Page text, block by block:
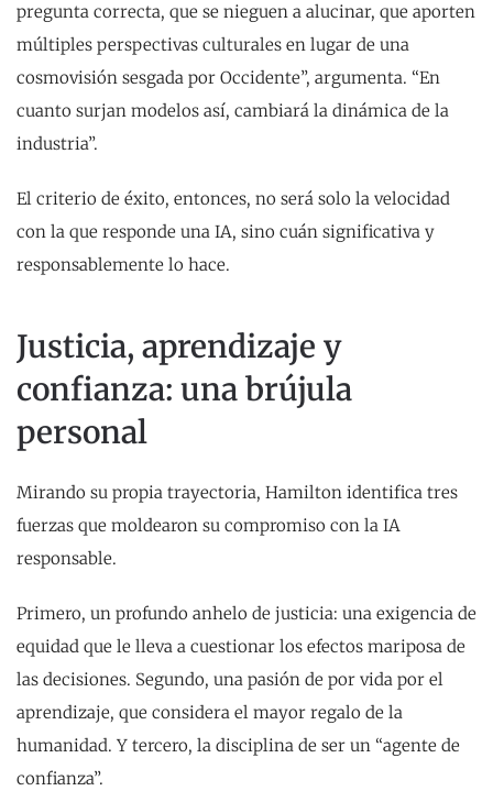
pregunta correcta, que se nieguen a alucinar, que aporten
múltiples perspectivas culturales en lugar de una
cosmovisión sesgada por Occidente”, argumenta. “En
cuanto surjan modelos así, cambiará la dinámica de la
industria”.
El criterio de éxito, entonces, no será solo la velocidad
con la que responde una IA, sino cuán significativa y
responsablemente lo hace.
Justicia, aprendizaje y
confianza: una brújula
personal
Mirando su propia trayectoria, Hamilton identifica tres
fuerzas que moldearon su compromiso con la IA
responsable.
Primero, un profundo anhelo de justicia: una exigencia de
equidad que le lleva a cuestionar los efectos mariposa de
las decisiones. Segundo, una pasión de por vida por el
aprendizaje, que considera el mayor regalo de la
humanidad. Y tercero, la disciplina de ser un “agente de
confianza”.